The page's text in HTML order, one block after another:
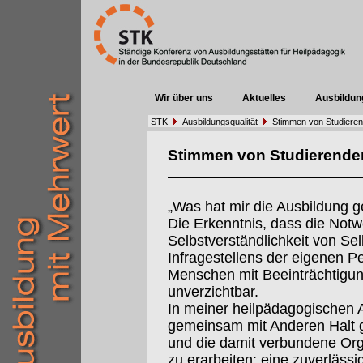
Wir über uns Aktuelles
STK Ausbildungsqualität Stimmen von
Stimmen von
„Was hat mir die Ausbildung
Die Erkenntnis, dass die
Selbstverständlichkeit von
Infragestellens der eigenen
Menschen mit
unverzichtbar.
In meiner heilpädagogischen
gemeinsam mit Anderen Halt
und die damit verbundene
zu erarbeiten: eine